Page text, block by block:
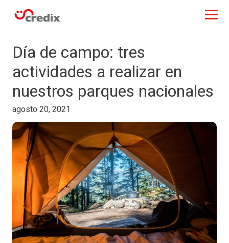
Día de campo: tres
actividades a realizar en
nuestros parques nacionales
agosto 20, 2021